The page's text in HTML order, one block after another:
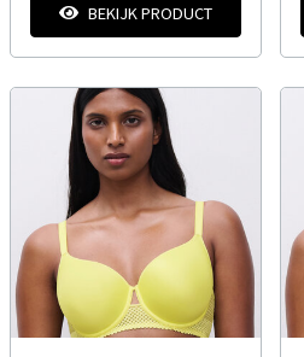
BEKIJK PRODUCT